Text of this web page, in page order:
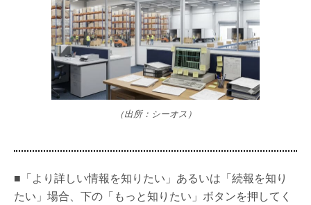
（出所：シーオス）
■「より詳しい情報を知りたい」あるいは「続報を知り
たい」場合、下の「もっと知りたい」ボタンを押してく